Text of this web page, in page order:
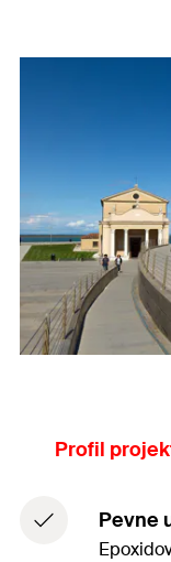
Profil
Pevne